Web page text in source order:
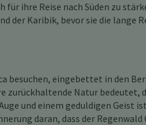
ihre Reise nach Süden zu
Karibik, bevor sie die lange
besuchen, eingebettet in den
zurückhaltende Natur bedeutet,
und einem geduldigen Geist
daran, dass der